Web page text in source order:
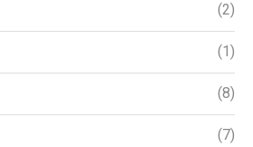
(2)
(1)
(8)
(7)